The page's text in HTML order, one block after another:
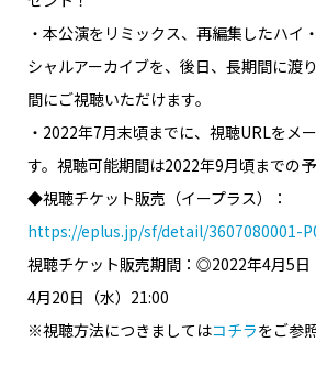
・本公演をリミックス、再編集したハイ
シャルアーカイブを、後日、長期間に渡
間にご視聴いただけます。
・2022年7月末頃までに、視聴URLをメ
す。視聴可能期間は2022年9月頃までの予
◆視聴チケット販売（イープラス）：
https://eplus.jp/sf/detail/3607080001-
視聴チケット販売期間：◎2022年4月5日
4月20日（水）21:00
※視聴方法につきましてはコチラをご参